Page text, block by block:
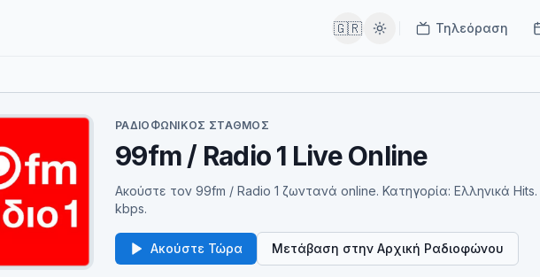
🇬🇷 Τηλεόραση
ΡΑΔΙΟΦΩΝΙΚΌΣ ΣΤΑΘΜΌΣ
99fm / Radio 1 Live Online
Ακούστε τον 99fm / Radio 1 ζωντανά online. Κατηγορία: Ελληνικά
kbps.
Ακούστε Τώρα Μετάβαση στην Αρχική Ραδιοφώνου